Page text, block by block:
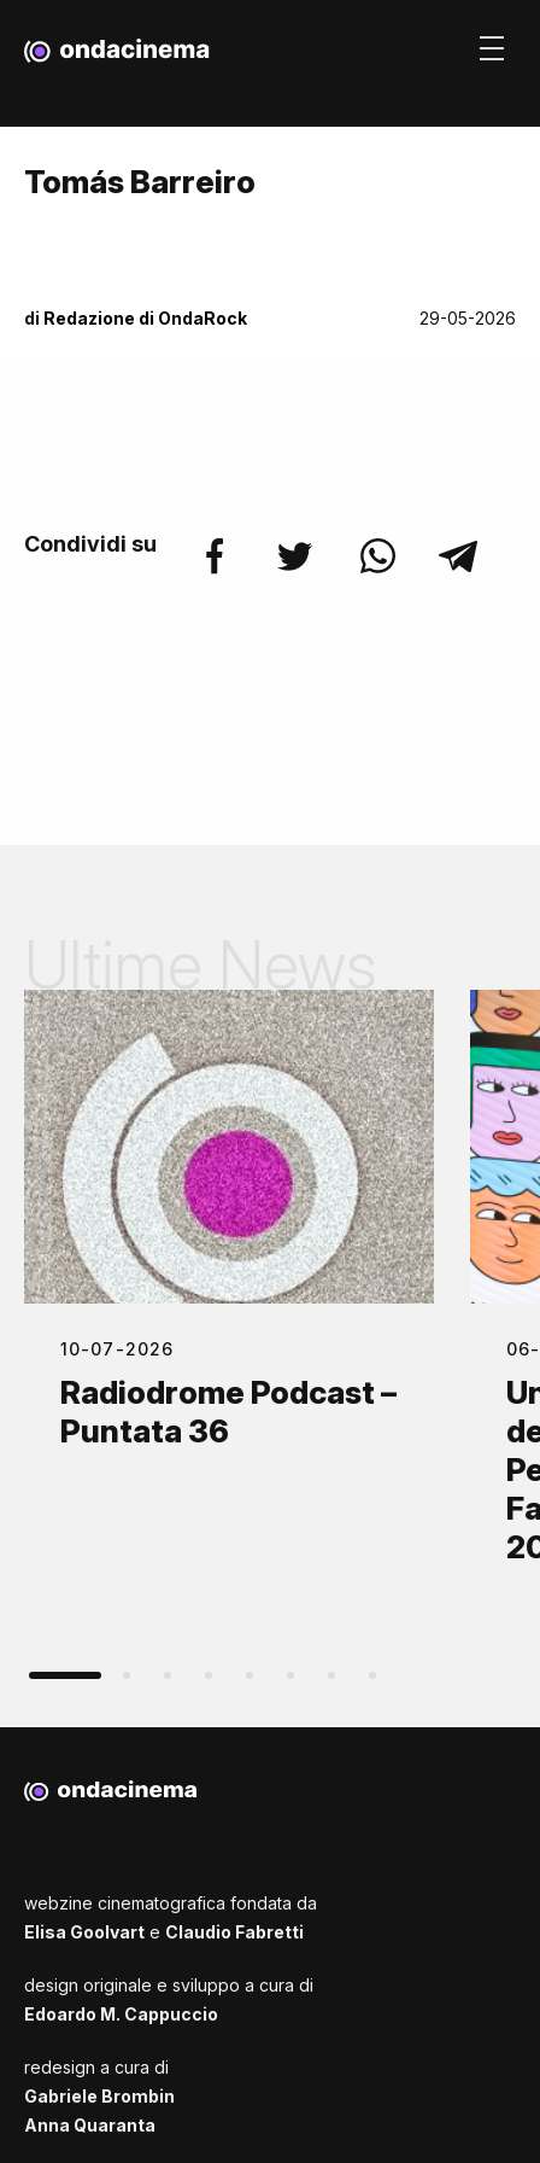
Tomás Barreiro
di Redazione di OndaRock 29-05-2026
Condividi su
10-07-2026
Radiodrome Podcast –
Puntata 36
webzine cinematografica fondata da
Elisa Goolvart e Claudio Fabretti
design originale e sviluppo a cura di
Edoardo M. Cappuccio
redesign a cura di
Gabriele Brombin
Anna Quaranta